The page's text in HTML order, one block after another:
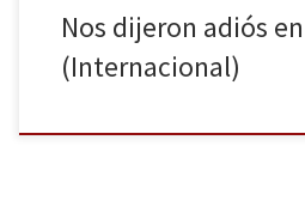
Nos dijeron adiós
(Internacional)